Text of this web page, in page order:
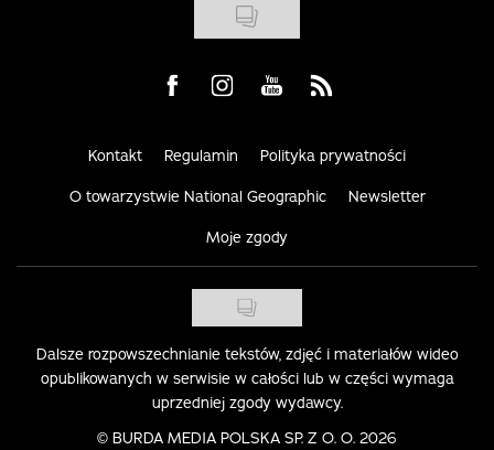
Visit us on Facebook
Visit us on Instagram
Visit us on Youtube
Visit us on Rss
Kontakt Regulamin Polityka prywatności
O towarzystwie National Geographic Newsletter
Moje zgody
Dalsze rozpowszechnianie tekstów, zdjęć i materiałów wideo
opublikowanych w serwisie w całości lub w części wymaga
uprzedniej zgody wydawcy.
© BURDA MEDIA POLSKA SP. Z O. O. 2026